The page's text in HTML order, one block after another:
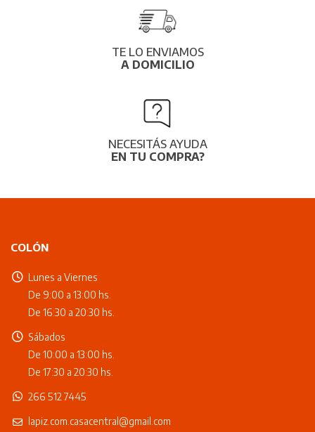
TE LO ENVIAMOS
A DOMICILIO
NECESITÁS AYUDA
EN TU COMPRA?
COLÓN
Lunes a Viernes
De 9:00 a 13:00 hs.
De 16:30 a 20:30 hs.
Sábados
De 10:00 a 13:00 hs.
De 17:30 a 20:30 hs.
266 512 7445
lapiz.com.casacentral@gmail.com